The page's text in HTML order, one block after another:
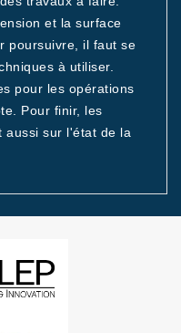
et la surface
poursuivre, il faut se
à utiliser.
pour les opérations
Pour finir, les
aussi sur l'état de la